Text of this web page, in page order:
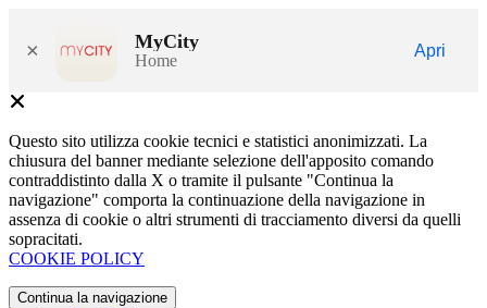
× MyCity
Home
Apri
Questo sito utilizza cookie tecnici e statistici anonimizzati. La
chiusura del banner mediante selezione dell'apposito comando
contraddistinto dalla X o tramite il pulsante "Continua la
navigazione" comporta la continuazione della navigazione in
assenza di cookie o altri strumenti di tracciamento diversi da quelli
sopracitati.
COOKIE POLICY
Continua la navigazione